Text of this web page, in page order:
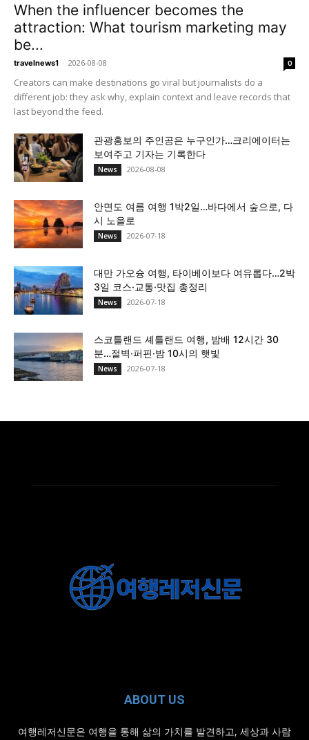
When the influencer becomes the
attraction: What tourism marketing may
be...
travelnews1 - 2026-08-08 0
Creators can make destinations go viral but journalists do a
different job: they ask why, explain context and leave records that
last beyond the feed.
관광홍보의 주인공은 누구인가…크리에이터는
보여주고 기자는 기록한다
News 2026-08-08
안면도 여름 여행 1박2일…바다에서 숲으로, 다
시 노을로
News 2026-07-18
대만 가오슝 여행, 타이베이보다 여유롭다…2박
3일 코스·교통·맛집 총정리
News 2026-07-18
스코틀랜드 셰틀랜드 여행, 밤배 12시간 30
분…절벽·퍼핀·밤 10시의 햇빛
News 2026-07-18
ABOUT US
여행레저신문은 여행을 통해 삶의 가치를 발견하고, 세상과 사람